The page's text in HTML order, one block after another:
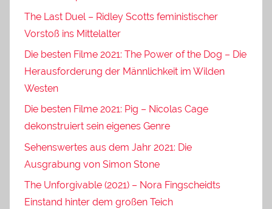
The Last Duel – Ridley Scotts feministischer
Vorstoß ins Mittelalter
Die besten Filme 2021: The Power of the Dog – Die
Herausforderung der Männlichkeit im Wilden
Westen
Die besten Filme 2021: Pig – Nicolas Cage
dekonstruiert sein eigenes Genre
Sehenswertes aus dem Jahr 2021: Die
Ausgrabung von Simon Stone
The Unforgivable (2021) – Nora Fingscheidts
Einstand hinter dem großen Teich